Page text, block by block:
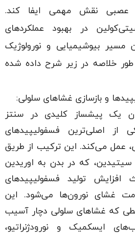
عصبی نقش مهمی ایفا کند.
در بهبود عملکردهای
بیوشیمیایی و نورولوژیک
خلاصه در زیر شرح داده شده
و بازسازی غشاهای سلولی:
یک پیشساز کلیدی در سنتز
از اصلی‌ترین فسفولیپیدهای
عمل می‌کند. این ترکیب از طریق
که در بدن به اوریدین
افزایش تولید فسفولیپیدهای
غشای نورون‌ها می‌شود. این
که غشاهای سلولی دچار آسیب
ایسکمیک و نورودژنراتیو،